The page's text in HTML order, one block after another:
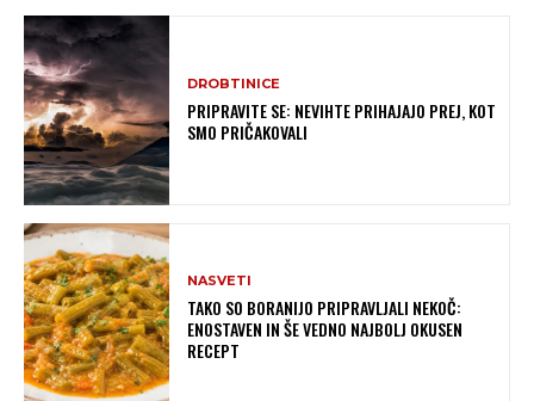
DROBTINICE
PRIPRAVITE SE: NEVIHTE PRIHAJAJO PREJ, KOT
SMO PRIČAKOVALI
NASVETI
TAKO SO BORANIJO PRIPRAVLJALI NEKOČ:
ENOSTAVEN IN ŠE VEDNO NAJBOLJ OKUSEN
RECEPT